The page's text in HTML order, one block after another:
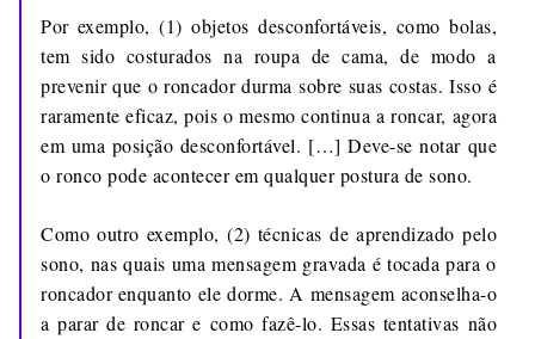
Por exemplo, (1) objetos desconfortáveis, como bolas,
tem sido costurados na roupa de cama, de modo a
prevenir que o roncador durma sobre suas costas. Isso é
raramente eficaz, pois o mesmo continua a roncar, agora
em uma posição desconfortável. […] Deve-se notar que
o ronco pode acontecer em qualquer postura de sono.
Como outro exemplo, (2) técnicas de aprendizado pelo
sono, nas quais uma mensagem gravada é tocada para o
roncador enquanto ele dorme. A mensagem aconselha-o
a parar de roncar e como fazê-lo. Essas tentativas não